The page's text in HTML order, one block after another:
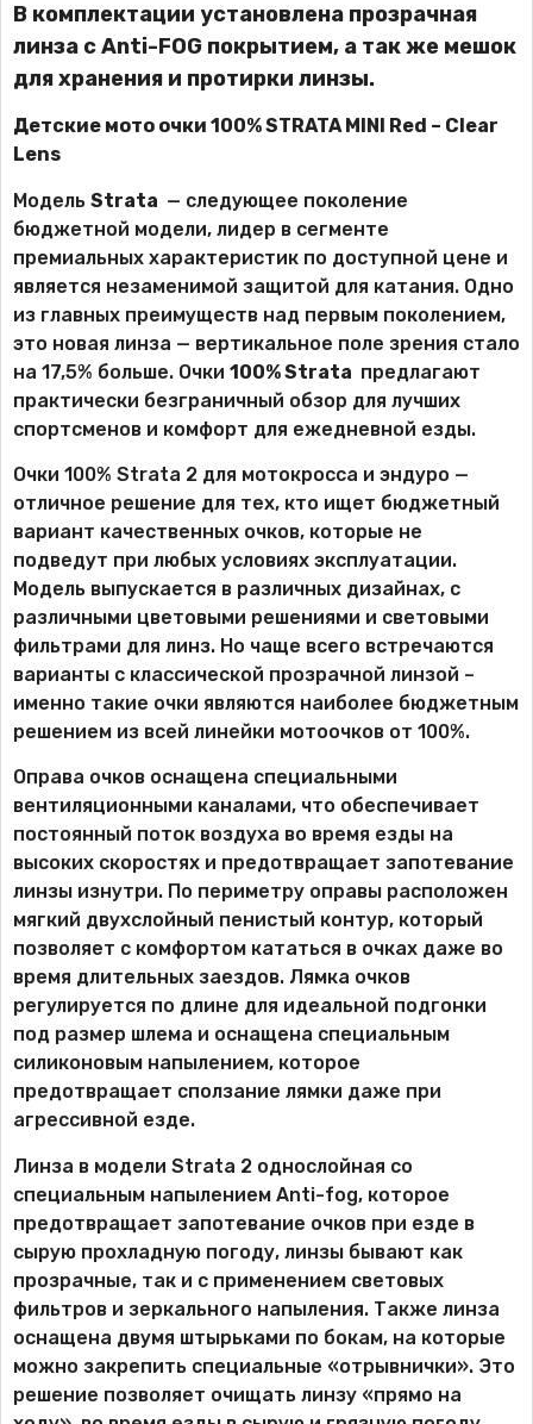
В комплектации установлена прозрачная
линза с Anti-FOG покрытием, а так же мешок
для хранения и протирки линзы.
Детские мото очки 100% STRATA MINI Red – Clear
Lens
Модель Strata — следующее поколение
бюджетной модели, лидер в сегменте
премиальных характеристик по доступной цене и
является незаменимой защитой для катания. Одно
из главных преимуществ над первым поколением,
это новая линза — вертикальное поле зрения стало
на 17,5% больше. Очки 100% Strata предлагают
практически безграничный обзор для лучших
спортсменов и комфорт для ежедневной езды.
Очки 100% Strata 2 для мотокросса и эндуро —
отличное решение для тех, кто ищет бюджетный
вариант качественных очков, которые не
подведут при любых условиях эксплуатации.
Модель выпускается в различных дизайнах, с
различными цветовыми решениями и световыми
фильтрами для линз. Но чаще всего встречаются
варианты с классической прозрачной линзой –
именно такие очки являются наиболее бюджетным
решением из всей линейки мотоочков от 100%.
Оправа очков оснащена специальными
вентиляционными каналами, что обеспечивает
постоянный поток воздуха во время езды на
высоких скоростях и предотвращает запотевание
линзы изнутри. По периметру оправы расположен
мягкий двухслойный пенистый контур, который
позволяет с комфортом кататься в очках даже во
время длительных заездов. Лямка очков
регулируется по длине для идеальной подгонки
под размер шлема и оснащена специальным
силиконовым напылением, которое
предотвращает сползание лямки даже при
агрессивной езде.
Линза в модели Strata 2 однослойная со
специальным напылением Anti-fog, которое
предотвращает запотевание очков при езде в
сырую прохладную погоду, линзы бывают как
прозрачные, так и с применением световых
фильтров и зеркального напыления. Также линза
оснащена двумя штырьками по бокам, на которые
можно закрепить специальные «отрывнички». Это
решение позволяет очищать линзу «прямо на